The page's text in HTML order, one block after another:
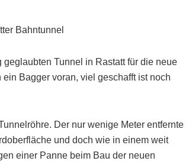
Bahntunnel
Tunnel in Rastatt für die neue
Bagger voran, viel geschafft ist noch
Der nur wenige Meter entfernte
und doch wie in einem weit
einer Panne beim Bau der neuen